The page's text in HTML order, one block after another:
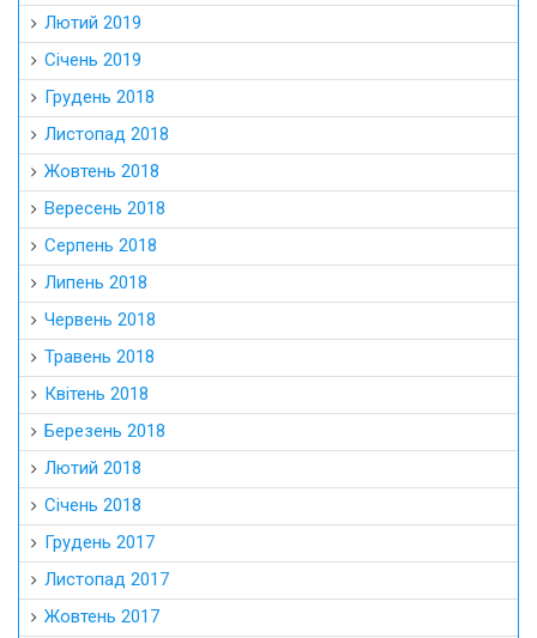
Лютий 2019
Січень 2019
Грудень 2018
Листопад 2018
Жовтень 2018
Вересень 2018
Серпень 2018
Липень 2018
Червень 2018
Травень 2018
Квітень 2018
Березень 2018
Лютий 2018
Січень 2018
Грудень 2017
Листопад 2017
Жовтень 2017